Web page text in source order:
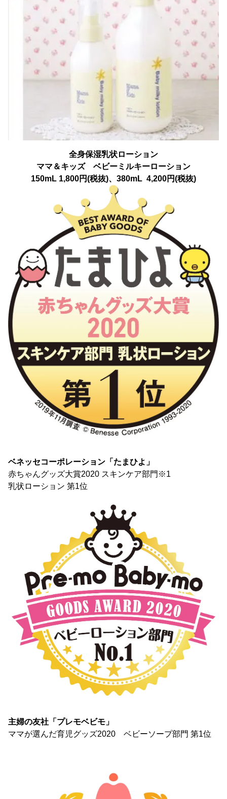
全身保湿乳状ローション
ママ＆キッズ ベビーミルキーローション
150mL 1,800円(税抜)、380mL 4,200円(税抜)
ベネッセコーポレーション「たまひよ」
赤ちゃんグッズ大賞2020 スキンケア部門※1
乳状ローション 第1位
主婦の友社「プレモベビモ」
ママが選んだ育児グッズ2020 ベビーソープ部門 第1位